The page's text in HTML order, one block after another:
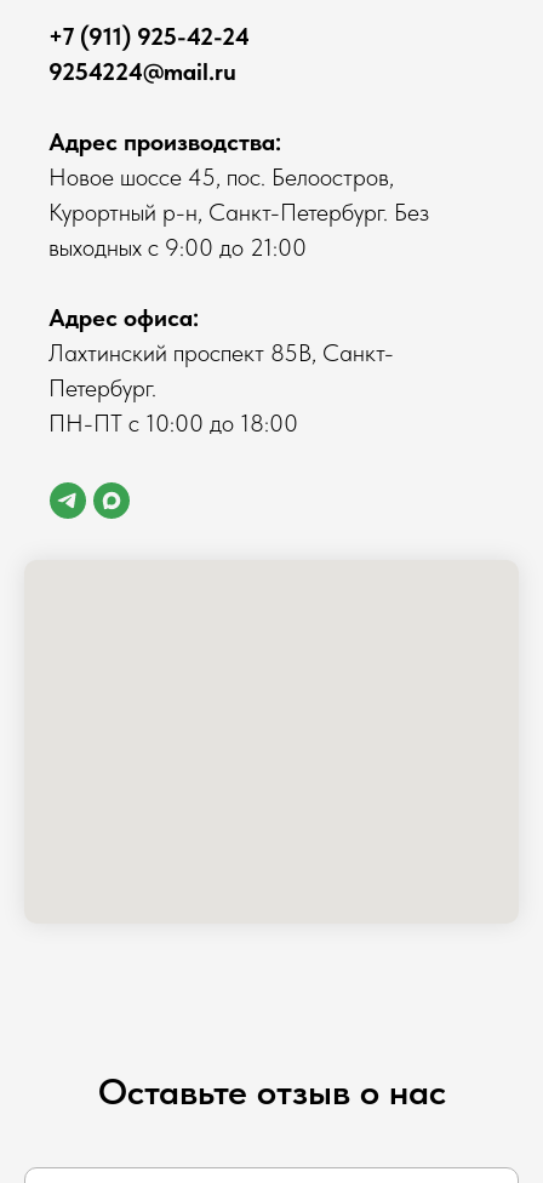
+7 (911) 925-42-24
9254224@mail.ru
Адрес производства:
Новое шоссе 45, пос. Белоостров,
Курортный р-н, Санкт-Петербург. Без
выходных с 9:00 до 21:00
Адрес офиса:
Лахтинский проспект 85В, Санкт-
Петербург.
ПН-ПТ с 10:00 до 18:00
Оставьте отзыв о нас